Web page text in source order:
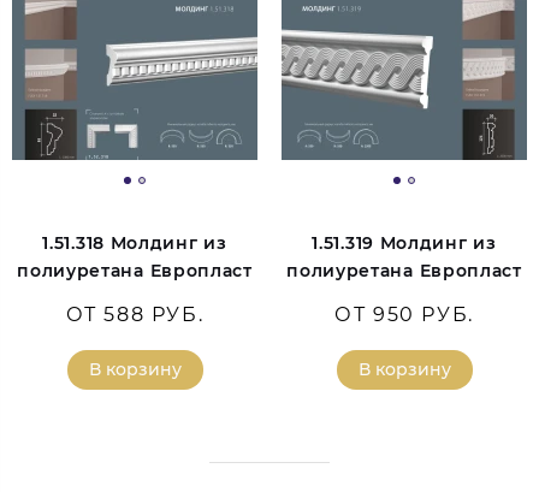
1.51.318 Молдинг из
полиуретана Европласт
ОТ 588 РУБ.
В корзину
1.51.319 Молдинг из
полиуретана Европласт
ОТ 950 РУБ.
В корзину